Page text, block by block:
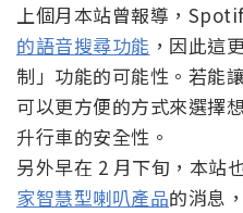
上個月本站曾報導，
的語音搜尋功能 ，因此這
制」功能的可能性。若能
可以更方便的方式來選擇
升行車的安全性。
另外早在 2 月下旬，本站
家智慧型喇叭產品的消息